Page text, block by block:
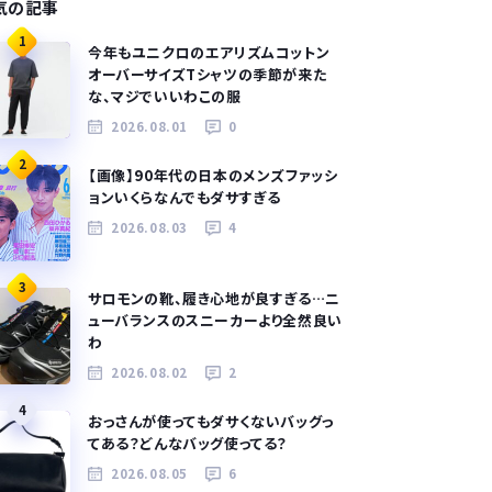
の記事
1
今年もユニクロのエアリズムコットン
オーバーサイズTシャツの季節が来た
な、マジでいいわこの服
2026.08.01 0
2
【画像】90年代の日本のメンズファッシ
ョンいくらなんでもダサすぎる
2026.08.03 4
3
サロモンの靴、履き心地が良すぎる…ニ
ューバランスのスニーカーより全然良い
わ
2026.08.02 2
4
おっさんが使ってもダサくないバッグっ
てある？どんなバッグ使ってる？
2026.08.05 6